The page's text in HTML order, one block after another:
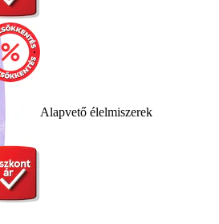
Alapvető élelmiszerek